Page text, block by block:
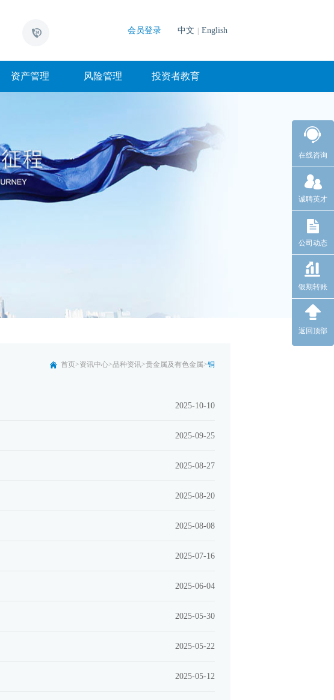
在线咨询
诚聘英才
公司动态
银期转账
返回顶部
会员登录 中文 English
资产管理 风险管理 投资者教育
首页>资讯中心>品种资讯>贵金属及有色金属>铜
2025-10-10
2025-09-25
2025-08-27
2025-08-20
2025-08-08
2025-07-16
2025-06-04
2025-05-30
2025-05-22
2025-05-12